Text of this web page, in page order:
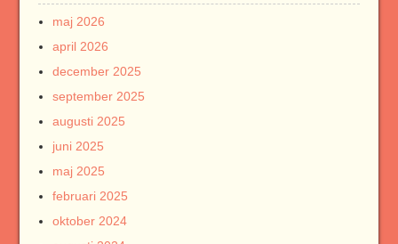
maj 2026
april 2026
december 2025
september 2025
augusti 2025
juni 2025
maj 2025
februari 2025
oktober 2024